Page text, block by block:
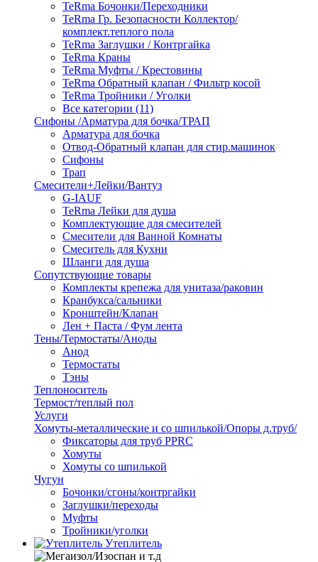
TeRma Бочонки/Переходники
TeRma Гр. Безопасности Коллектор/
комплект.теплого пола
TeRma Заглушки / Контргайка
TeRma Краны
TeRma Муфты / Крестовины
TeRma Обратный клапан / Фильтр косой
TeRma Тройники / Уголки
Все категории (11)
Сифоны /Арматура для бочка/ТРАП
Арматура для бочка
Отвод-Обратный клапан для стир.машинок
Сифоны
Трап
Смесители+Лейки/Вантуз
G-IAUF
TeRma Лейки для душа
Комплектующие для смесителей
Смесители для Ванной Комнаты
Смеситель для Кухни
Шланги для душа
Сопутствующие товары
Комплекты крепежа для унитаза/раковин
Кранбукса/сальники
Кронштейн/Клапан
Лен + Паста / Фум лента
Тены/Термостаты/Аноды
Анод
Термостаты
Тэны
Теплоноситель
Термост/теплый пол
Услуги
Хомуты-металлические и со шпилькой/Опоры д.труб/
Фиксаторы для труб PPRC
Хомуты
Хомуты со шпилькой
Чугун
Бочонки/сгоны/контргайки
Заглушки/переходы
Муфты
Тройники/уголки
Утеплитель